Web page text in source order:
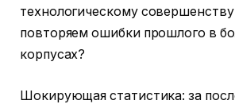
технологическому
повторяем ошибки прошлого в
корпусах?
Шокирующая статистика: за